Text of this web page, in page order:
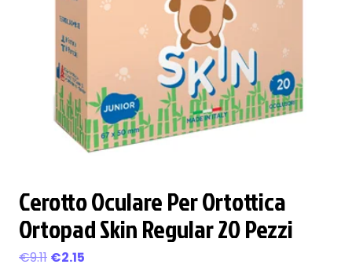
Cerotto Oculare Per Ortottica
Ortopad Skin Regular 20 Pezzi
€9.11 Il€2.15